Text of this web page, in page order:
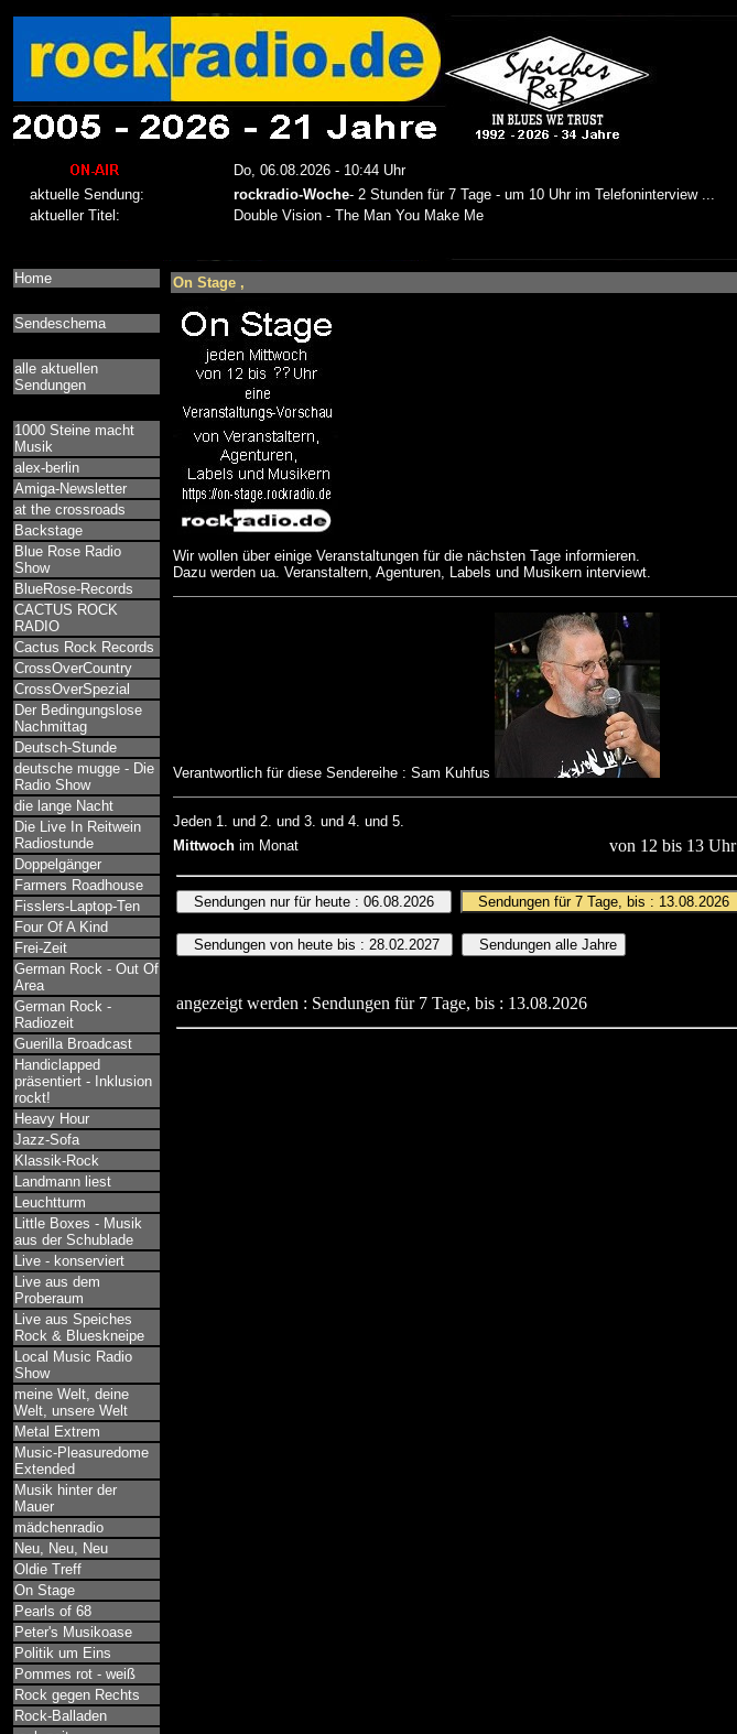
Home
Sendeschema
alle aktuellen
Sendungen
1000 Steine macht
Musik
alex-berlin
Amiga-Newsletter
at the crossroads
Backstage
Blue Rose Radio
Show
BlueRose-Records
CACTUS ROCK
RADIO
Cactus Rock Records
CrossOverCountry
CrossOverSpezial
Der Bedingungslose
Nachmittag
Deutsch-Stunde
deutsche mugge - Die
Radio Show
die lange Nacht
Die Live In Reitwein
Radiostunde
Doppelgänger
Farmers Roadhouse
Fisslers-Laptop-Ten
Four Of A Kind
Frei-Zeit
German Rock - Out Of
Area
German Rock -
Radiozeit
Guerilla Broadcast
Handiclapped
präsentiert - Inklusion
rockt!
Heavy Hour
Jazz-Sofa
Klassik-Rock
Landmann liest
Leuchtturm
Little Boxes - Musik
aus der Schublade
Live - konserviert
Live aus dem
Proberaum
Live aus Speiches
Rock & Blueskneipe
Local Music Radio
Show
meine Welt, deine
Welt, unsere Welt
Metal Extrem
Music-Pleasuredome
Extended
Musik hinter der
Mauer
mädchenradio
Neu, Neu, Neu
Oldie Treff
On Stage
Pearls of 68
Peter's Musikoase
Politik um Eins
Pommes rot - weiß
Rock gegen Rechts
Rock-Balladen
On Stage ,
Wir wollen über einige Veranstaltungen für die nächsten Tage informieren.
Dazu werden ua. Veranstaltern, Agenturen, Labels und Musikern interviewt.
Verantwortlich für diese Sendereihe : Sam Kuhfus
Jeden 1. und 2. und 3. und 4. und 5.
Mittwoch im Monat von 12 bis 13 Uhr
angezeigt werden : Sendungen für 7 Tage, bis : 13.08.2026